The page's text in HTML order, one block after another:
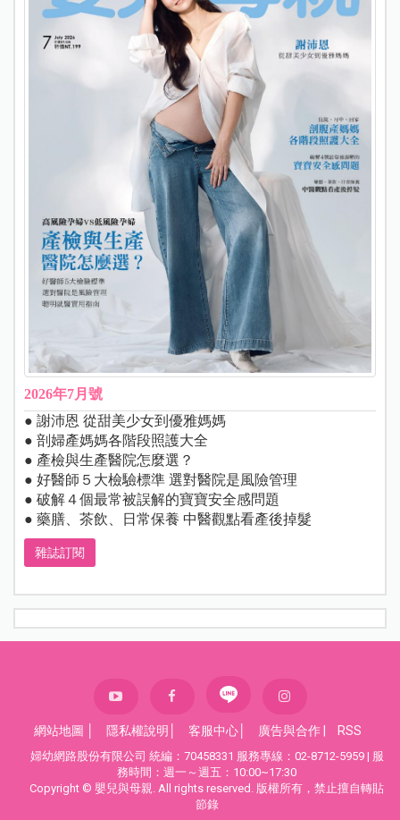
2026年7月號
● 謝沛恩 從甜美少女到優雅媽媽
● 剖婦產媽媽各階段照護大全
● 產檢與生產醫院怎麼選？
● 好醫師５大檢驗標準 選對醫院是風險管理
● 破解４個最常被誤解的寶寶安全感問題
● 藥膳、茶飲、日常保養 中醫觀點看產後掉髮
雜誌訂閱
網站地圖 隱私權說明 客服中心 廣告與合作| RSS
婦幼網路股份有限公司 統編：70458331 服務專線：02-8712-5959 | 服
務時間：週一～週五：10:00~17:30
Copyright © 嬰兒與母親. All rights reserved. 版權所有，禁止擅自轉貼
節錄